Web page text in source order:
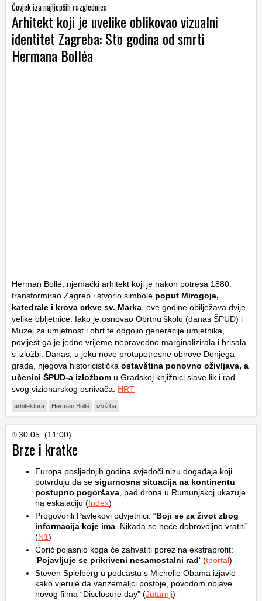
Čovjek iza najljepših razglednica
Arhitekt koji je uvelike oblikovao vizualni
identitet Zagreba: Sto godina od smrti
Hermana Bolléa
Herman Bollé, njemački arhitekt koji je nakon potresa 1880.
transformirao Zagreb i stvorio simbole poput Mirogoja,
katedrale i krova crkve sv. Marka , ove godine obilježava dvije
velike obljetnice. Iako je osnovao Obrtnu školu (danas ŠPUD) i
Muzej za umjetnost i obrt te odgojio generacije umjetnika,
povijest ga je jedno vrijeme nepravedno marginalizirala i brisala
s izložbi. Danas, u jeku nove protupotresne obnove Donjega
grada, njegova historicistička ostavština ponovno oživljava, a
učenici ŠPUD-a izložbom u Gradskoj knjižnici slave lik i rad
svog vizionarskog osnivača. HRT
arhitektura Herman Bollé izložba
30.05. (11:00)
Brze i kratke
Europa posljednjih godina svjedoči nizu događaja koji
potvrđuju da se sigurnosna situacija na kontinentu
postupno pogoršava , pad drona u Rumunjskoj ukazuje
na eskalaciju (Index)
Progovorili Pavlekovi odvjetnici: “Boji se za život zbog
informacija koje ima . Nikada se neće dobrovoljno vratiti”
(N1)
Ćorić pojasnio koga će zahvatiti porez na ekstraprofit:
‘Pojavljuje se prikriveni nesamostalni rad‘ (tportal)
Steven Spielberg u podcastu s Michelle Obama izjavio
kako vjeruje da vanzemaljci postoje, povodom objave
novog filma “Disclosure day” (Jutarnji)